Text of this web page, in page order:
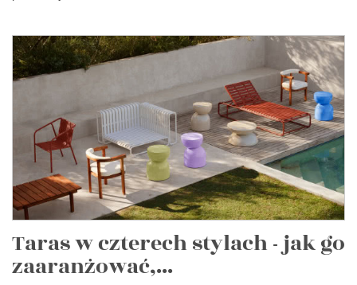
Taras w czterech stylach - jak go
zaaranżować,...